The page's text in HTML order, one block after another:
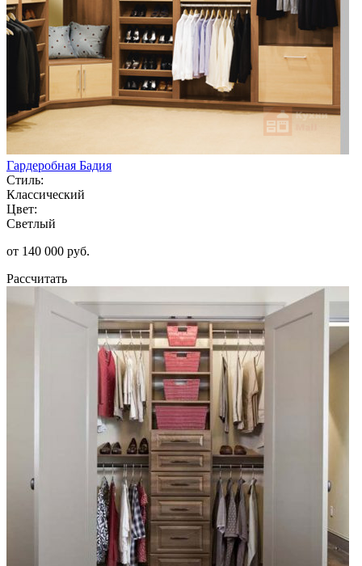
Гардеробная Бадия
Стиль:
Классический
Цвет:
Светлый
от 140 000 руб.
Рассчитать